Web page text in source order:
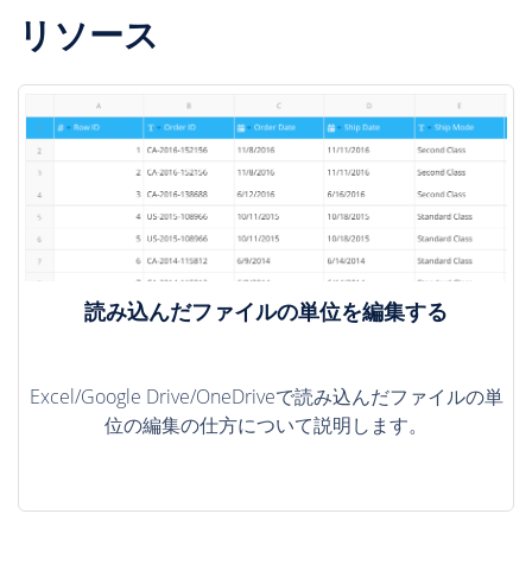
リソース
読み込んだファイルの単位を編集する
Excel/Google Drive/OneDriveで読み込んだファイルの単
位の編集の仕方について説明します。